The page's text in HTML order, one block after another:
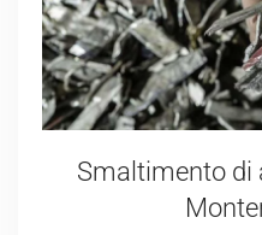
Smaltimento di